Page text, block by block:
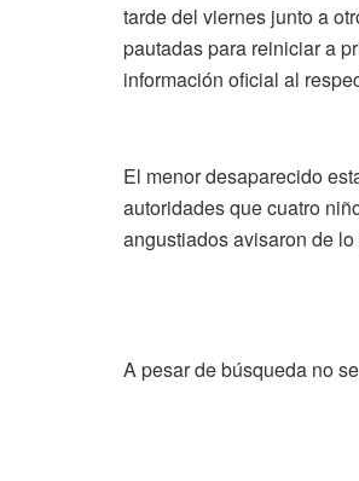
tarde del viernes junto a
pautadas para reiniciar a
información oficial al
El menor desaparecido
autoridades que cuatro
angustiados avisaron de
A pesar de búsqueda no